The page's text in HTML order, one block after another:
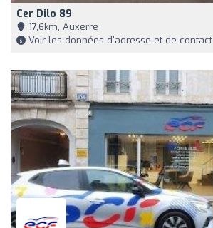
Cer Dilo 89
17,6km, Auxerre
Voir les données d'adresse et de contact